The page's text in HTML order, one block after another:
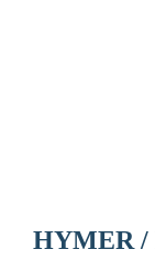
HYMER /